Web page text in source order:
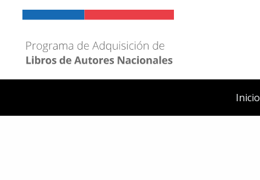
contenido
Inicio